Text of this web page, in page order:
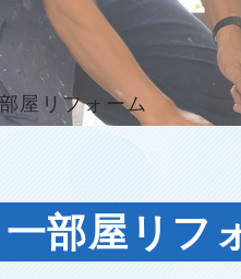
屋リフォーム
部屋リフ